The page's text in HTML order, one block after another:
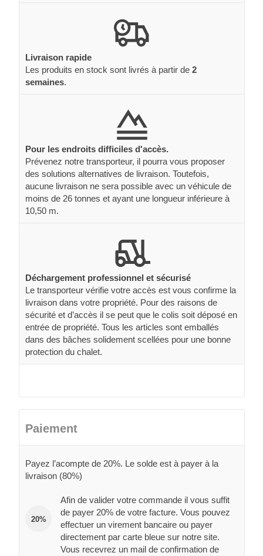
Livraison rapide
Les produits en stock sont livrés à partir de 2
semaines.
Pour les endroits difficiles d'accès.
Prévenez notre transporteur, il pourra vous proposer
des solutions alternatives de livraison. Toutefois,
aucune livraison ne sera possible avec un véhicule de
moins de 26 tonnes et ayant une longueur inférieure à
10,50 m.
Déchargement professionnel et sécurisé
Le transporteur vérifie votre accès est vous confirme la
livraison dans votre propriété. Pour des raisons de
sécurité et d’accès il se peut que le colis soit déposé en
entrée de propriété. Tous les articles sont emballés
dans des bâches solidement scellées pour une bonne
protection du chalet.
Paiement
Payez l’acompte de 20%. Le solde est à payer à la
livraison (80%)
20%
Afin de valider votre commande il vous suffit
de payer 20% de votre facture. Vous pouvez
effectuer un virement bancaire ou payer
directement par carte bleue sur notre site.
Vous recevrez un mail de confirmation de